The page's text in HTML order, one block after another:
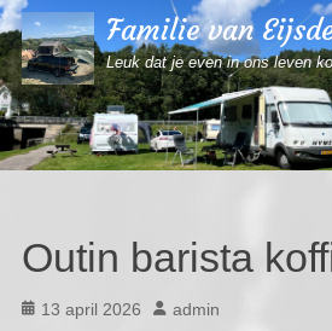
Familie van
Leuk dat je even in ons leven
Outin barista
Geplaatst
13 april 2026 Auteur
admin